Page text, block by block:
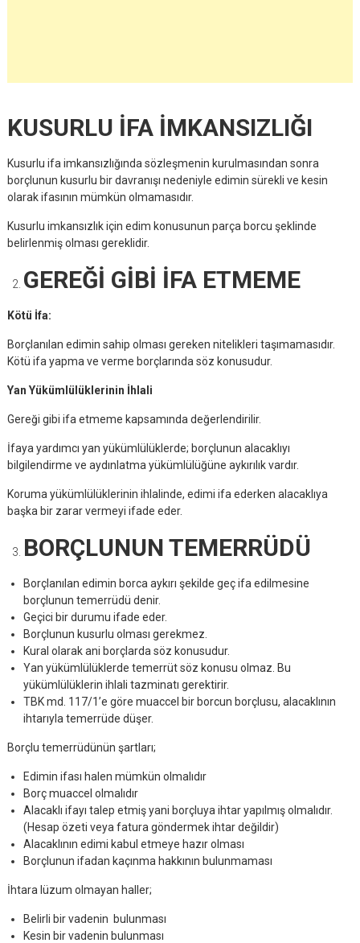
KUSURLU İFA İMKANSIZLIĞI
Kusurlu ifa imkansızlığında sözleşmenin kurulmasından sonra
borçlunun kusurlu bir davranışı nedeniyle edimin sürekli ve kesin
olarak ifasının mümkün olmamasıdır.
Kusurlu imkansızlık için edim konusunun parça borcu şeklinde
belirlenmiş olması gereklidir.
GEREĞİ GİBİ İFA ETMEME
Kötü İfa:
Borçlanılan edimin sahip olması gereken nitelikleri taşımamasıdır.
Kötü ifa yapma ve verme borçlarında söz konusudur.
Yan Yükümlülüklerinin İhlali
Gereği gibi ifa etmeme kapsamında değerlendirilir.
İfaya yardımcı yan yükümlülüklerde; borçlunun alacaklıyı
bilgilendirme ve aydınlatma yükümlülüğüne aykırılık vardır.
Koruma yükümlülüklerinin ihlalinde, edimi ifa ederken alacaklıya
başka bir zarar vermeyi ifade eder.
BORÇLUNUN TEMERRÜDÜ
Borçlanılan edimin borca aykırı şekilde geç ifa edilmesine
borçlunun temerrüdü denir.
Geçici bir durumu ifade eder.
Borçlunun kusurlu olması gerekmez.
Kural olarak ani borçlarda söz konusudur.
Yan yükümlülüklerde temerrüt söz konusu olmaz. Bu
yükümlülüklerin ihlali tazminatı gerektirir.
TBK md. 117/1’e göre muaccel bir borcun borçlusu, alacaklının
ihtarıyla temerrüde düşer.
Borçlu temerrüdünün şartları;
Edimin ifası halen mümkün olmalıdır
Borç muaccel olmalıdır
Alacaklı ifayı talep etmiş yani borçluya ihtar yapılmış olmalıdır.
(Hesap özeti veya fatura göndermek ihtar değildir)
Alacaklının edimi kabul etmeye hazır olması
Borçlunun ifadan kaçınma hakkının bulunmaması
İhtara lüzum olmayan haller;
Belirli bir vadenin bulunması
Kesin bir vadenin bulunması